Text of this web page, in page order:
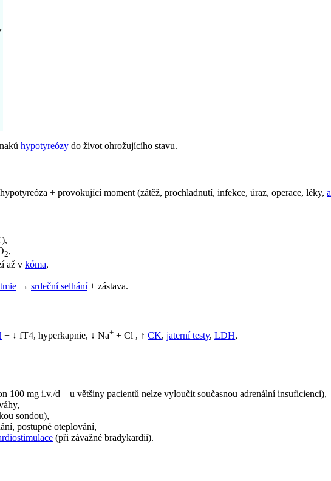
hypotyreózy do život ohrožujícího stavu.
+ provokující moment (zátěž, prochladnutí, infekce, úraz, operace, léky,
2,
až v kóma,
→ srdeční selhání+ zástava.
+ ↓ fT4, hyperkapnie, ↓ Na+ + Cl-, ↑ CK, jaterní testy, LDH,
100 mg i.v./d – u většiny pacientů nelze vyloučit současnou adrenální insuficienci),
sondou),
postupné oteplování,
(při závažné bradykardii).